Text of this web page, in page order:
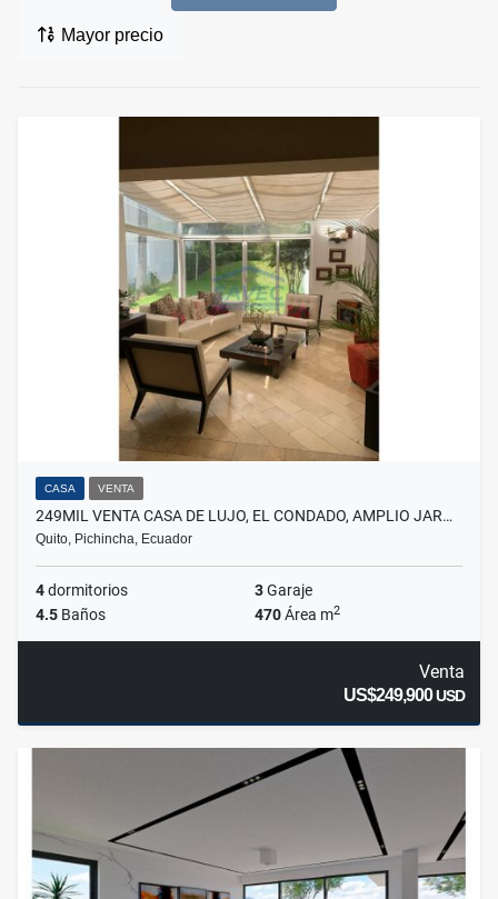
Mayor precio
CASA VENTA
249MIL VENTA CASA DE LUJO, EL CONDADO, AMPLIO JAR…
Quito, Pichincha, Ecuador
4dormitorios 3Garaje
4.5 Baños 470Área m2
Venta
US$249,900USD